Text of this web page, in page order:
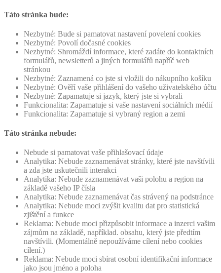
Táto stránka bude:
Nezbytné: Bude si pamatovat nastavení povelení cookies
Nezbytné: Povolí dočasné cookies
Nezbytné: Shromáždí informace, které zadáte do kontaktních
formulářů, newsletterů a jiných formulářů napříč web
stránkou
Nezbytné: Zaznamená co jste si vložili do nákupního košíku
Nezbytné: Ověří vaše přihlášení do vašeho uživatelského účtu
Nezbytné: Zapamatuje si jazyk, který jste si vybrali
Funkcionalita: Zapamatuje si vaše nastavení sociálních médií
Funkcionalita: Zapamatuje si vybraný region a zemi
Táto stránka nebude:
Nebude si pamatovat vaše přihlašovací údaje
Analytika: Nebude zaznamenávat stránky, které jste navštívili
a zda jste uskutečnili interakci
Analytika: Nebude zaznamenávat vaši polohu a region na
základě vašeho IP čísla
Analytika: Nebude zaznamenávat čas strávený na podstránce
Analytika: Nebude moci zvýšit kvalitu dat pro statistická
zjištění a funkce
Reklama: Nebude moci přizpůsobit informace a inzerci vašim
zájmům na základě, například. obsahu, který jste předtím
navštívili. (Momentálně nepoužíváme cílení nebo cookies
cílení.)
Reklama: Nebude moci sbírat osobní identifikační informace
jako jsou jméno a poloha